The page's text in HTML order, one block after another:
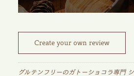
Create your own review
グルテンフリーのガトーショコラ専門